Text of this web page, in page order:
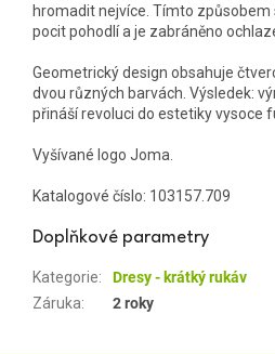
hromadit nejvíce. Tímto způsobem
pocit pohodlí a je zabráněno
Geometrický design obsahuje
dvou různých barvách. Výsledek:
přináší revoluci do estetiky vysoce
Vyšívané logo Joma.
Katalogové číslo: 103157.709
Doplňkové parametry
Kategorie:
Dresy - krátký rukáv
Záruka: 2 roky